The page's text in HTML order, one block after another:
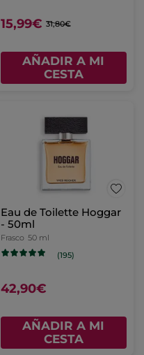
15,99€ 31,80€
AÑADIR A MI
CESTA
Eau de Toilette Hoggar
- 50ml
Frasco 50 ml
(195)
42,90€
AÑADIR A MI
CESTA